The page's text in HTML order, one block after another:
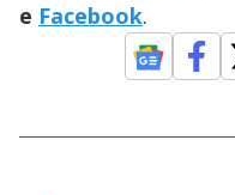
e Facebook.